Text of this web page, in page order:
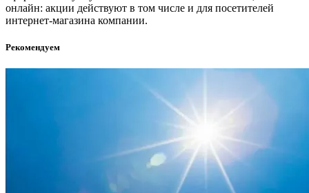
онлайн: акции действуют в том числе и для посетителей
интернет-магазина компании.
Рекомендуем